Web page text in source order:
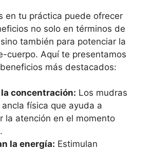
en tu práctica puede ofrecer
no solo en términos de
también para potenciar la
cuerpo. Aquí te presentamos
más destacados:
concentración: Los mudras
ancla física que ayuda a
la atención en el momento
la energía: Estimulan